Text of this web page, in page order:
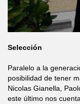
Selección
Paralelo a la
posibilidad de tener
Nicolas Gianella,
este último nos